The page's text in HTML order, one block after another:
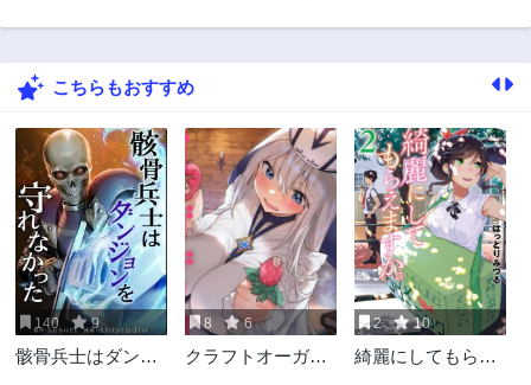
第32.1話 第32.2話
第32.3話
第31.1話
2年前
第31.2話
2年前
第31.3話
2年前
第31.4話
2年前
第30.1話
2年前
第30.2話
2年前
第30.3話
2年前
第30.4話
2年前
こちらもおすすめ
140 9
骸骨兵士はダンジ
8 6
クラフトオーガズ
2 10
綺麗にしてもらえ